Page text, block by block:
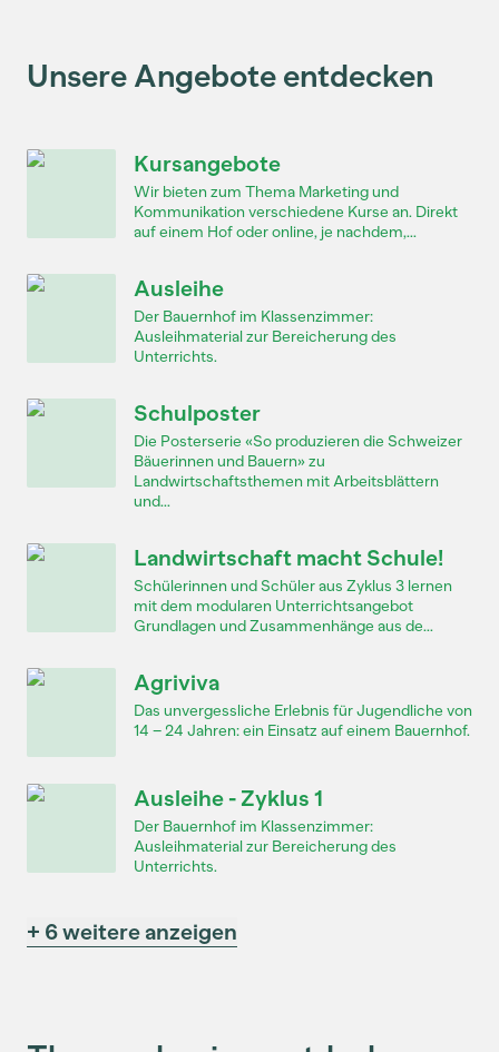
Unsere Angebote entdecken
Kursangebote
Wir bieten zum Thema Marketing und
Kommunikation verschiedene Kurse an. Direkt
auf einem Hof oder online, je nachdem,...
Ausleihe
Der Bauernhof im Klassenzimmer:
Ausleihmaterial zur Bereicherung des
Unterrichts.
Schulposter
Die Posterserie «So produzieren die Schweizer
Bäuerinnen und Bauern» zu
Landwirtschaftsthemen mit Arbeitsblättern
und...
Landwirtschaft macht Schule!
Schülerinnen und Schüler aus Zyklus 3 lernen
mit dem modularen Unterrichtsangebot
Grundlagen und Zusammenhänge aus de...
Agriviva
Das unvergessliche Erlebnis für Jugendliche von
14 – 24 Jahren: ein Einsatz auf einem Bauernhof.
Ausleihe - Zyklus 1
Der Bauernhof im Klassenzimmer:
Ausleihmaterial zur Bereicherung des
Unterrichts.
+ 6 weitere anzeigen